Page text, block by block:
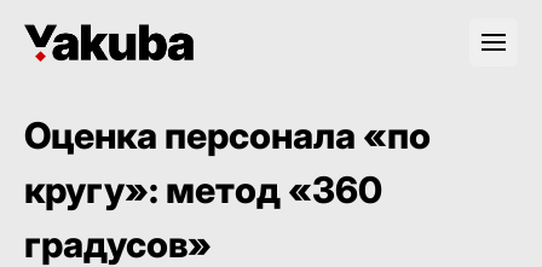
Оценка персонала «по
кругу»: метод «360
градусов»